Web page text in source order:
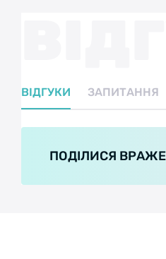
ВІДГУКИ ЗАПИТАННЯ
ПОДІЛИСЯ